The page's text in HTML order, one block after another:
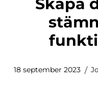
Skapa
18 september 2023